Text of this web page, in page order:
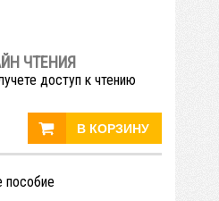
ЧТЕНИЯ
доступ к чтению
пособие